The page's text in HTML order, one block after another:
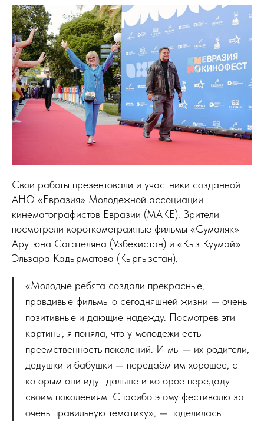
Свои работы презентовали и участники созданной
АНО «Евразия» Молодежной ассоциации
кинематографистов Евразии (МАКЕ). Зрители
посмотрели короткометражные фильмы «Сумаляк»
Арутюна Сагателяна (Узбекистан) и «Кыз Куумай»
Эльзара Кадырматова (Кыргызстан).
«Молодые ребята создали прекрасные,
правдивые фильмы о сегодняшней жизни — очень
позитивные и дающие надежду. Посмотрев эти
картины, я поняла, что у молодежи есть
преемственность поколений. И мы — их родители,
дедушки и бабушки — передаём им хорошее, с
которым они идут дальше и которое передадут
своим поколениям. Спасибо этому фестивалю за
очень правильную тематику», — поделилась